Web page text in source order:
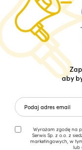
aby
Wyrażam zgodę na
Serwis Sp. z o.o. z
marketingowych, w
lub